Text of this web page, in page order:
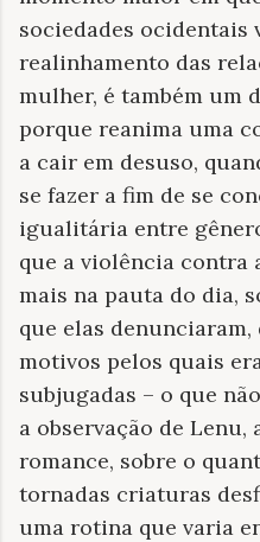
sociedades ocidentais
realinhamento das
mulher, é também um
porque reanima uma
a cair em desuso,
se fazer a fim de se
igualitária entre
que a violência contra
mais na pauta do dia,
que elas
motivos pelos quais
subjugadas – o que
a observação de
romance, sobre o
tornadas criaturas
uma rotina que varia